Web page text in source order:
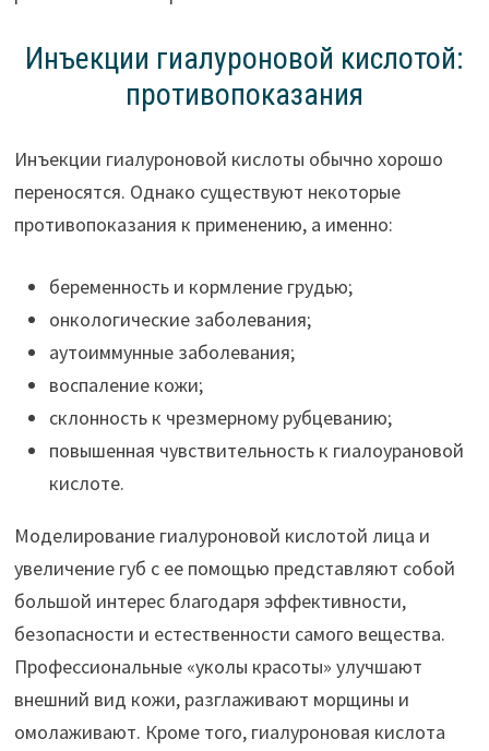
Инъекции гиалуроновой кислотой:
противопоказания
Инъекции гиалуроновой кислоты обычно хорошо
переносятся. Однако существуют некоторые
противопоказания к применению, а именно:
беременность и кормление грудью;
онкологические заболевания;
аутоиммунные заболевания;
воспаление кожи;
склонность к чрезмерному рубцеванию;
повышенная чувствительность к гиалоурановой
кислоте.
Моделирование гиалуроновой кислотой лица и
увеличение губ с ее помощью представляют собой
большой интерес благодаря эффективности,
безопасности и естественности самого вещества.
Профессиональные «уколы красоты» улучшают
внешний вид кожи, разглаживают морщины и
омолаживают. Кроме того, гиалуроновая кислота